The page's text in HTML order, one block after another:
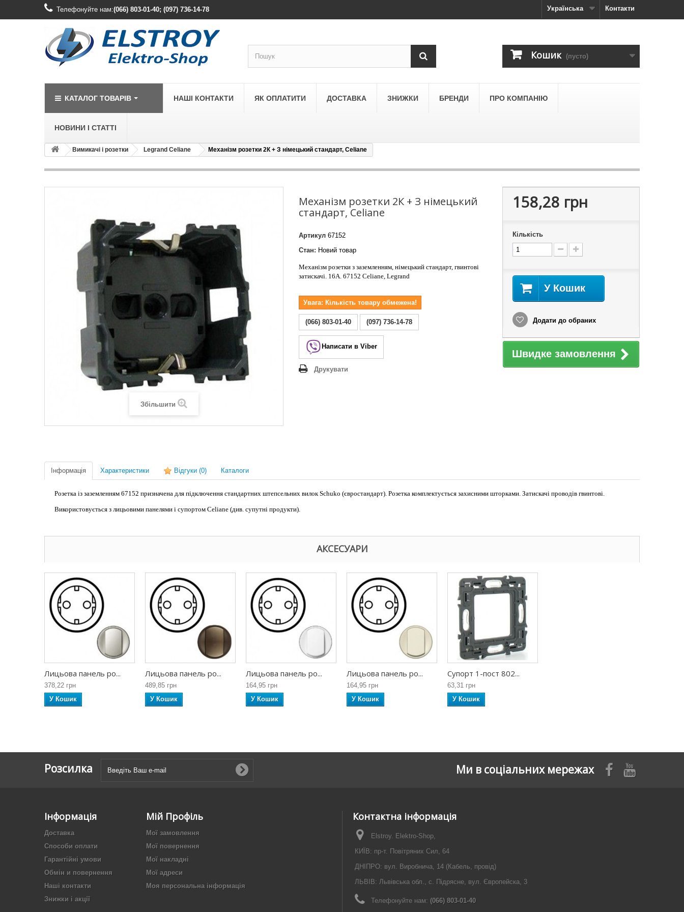
Контакти
Телефонуйте нам:(066) 803-01-40; (097) 736-14-78 Українська
Кошик (пусто)
КАТАЛОГ ТОВАРІВ
LEGRAND
Legrand Forix
Legrand SUNO
Legrand Valena Allure
Legrand Valena Classic
Legrand Valena Life
LEGRAND
LEZARD
Lezard Deriy
НАШІ КОНТАКТИ ЯК ОПЛАТИТИ ДОСТАВКА ЗНИЖКИ БРЕНДИ ПРО КОМПАНІЮ
НОВИНИ І СТАТТІ
Вимикачі і розетки Legrand Celiane Механізм розетки 2К + З німецький стандарт, Celiane
Збільшити
Механізм розетки 2К + З німецький
стандарт, Celiane
Артикул 67152
Стан: Новий товар
Механізм розетки з заземленням, німецький стандарт, гвинтові
затискачі. 16А. 67152 Celiane, Legrand
Увага: Кількість товару обмежена!
(066) 803-01-40 (097) 736-14-78
Написати в Viber
Друкувати
158,28 грн
Кількість
У Кошик
Додати до обраних
Швидке замовлення
Інформація Характеристики Відгуки (0) Каталоги
Розетка із заземленням 67152 призначена для підключення стандартних штепсельних вилок Schuko (євростандарт). Розетка комплектується захисними шторками. Затискачі проводів гвинтові.
Використовується з лицьовими панелями і супортом Celiane (див. супутні продукти).
АКСЕСУАРИ
Лицьова панель ро...
378,22 грн
У Кошик
Лицьова панель ро...
489,85 грн
У Кошик
Лицьова панель ро...
164,95 грн
У Кошик
Лицьова панель ро...
164,95 грн
У Кошик
Супорт 1-пост 802...
63,31 грн
У Кошик
Розсилка Ми в соціальних мережах
Інформація
Доставка
Способи оплати
Гарантійні умови
Обмін и повернення
Наші контакти
Знижки і акції
Мій Профіль
Мої замовлення
Мої повернення
Мої накладні
Мої адреси
Моя персональна інформація
Контактна інформація
Elstroy. Elektro-Shop,
КИЇВ: пр-т. Повітряних Сил, 64
ДНІПРО: вул. Виробнича, 14 (Кабель, провід)
ЛЬВІВ: Львівська обл., с. Підрясне, вул. Європейска, 3
Телефонуйте нам: (066) 803-01-40